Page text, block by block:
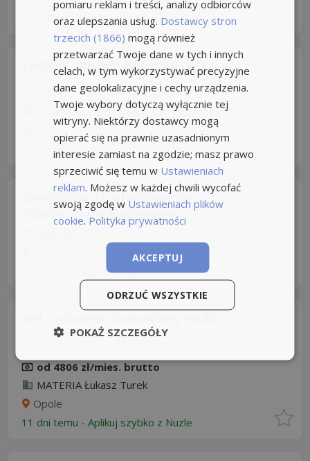
9 dni temu -Aplikuj szybko z Nuzle
Technik Obsługi Budynku (k/m)
Umowa o pracę Rodzaj pracy: Stała
Zintegrowane Systemy Techniczne Sp. z o...
10 dni temu zpracuj.pl
Specjalista ds. ofertowania -
Kosztorysant budowlany...
gowork.pl
od 4806 zł/mies. brutto
MATERIA Łukasz Turek
Opole
11 dni temu - Aplikuj szybko z Nuzle
pomiaru reklam i treści, analizy odbiorców
oraz ulepszania usług. Dostawcy stron
trzecich (1866) mogą również
przetwarzać Twoje dane w tych i innych
celach, w tym wykorzystywać precyzyjne
dane geolokalizacyjne i cechy urządzenia.
Twoje wybory dotyczą wyłącznie tej
witryny. Niektórzy dostawcy mogą
opierać się na prawnie uzasadnionym
interesie zamiast na zgodzie; masz prawo
sprzeciwić się temu w Ustawieniach
reklam. Możesz w każdej chwili wycofać
swoją zgodę w Ustawieniach plików
cookie. Polityka prywatności
AKCEPTUJ
ODRZUĆ WSZYSTKIE
POKAŻ SZCZEGÓŁY